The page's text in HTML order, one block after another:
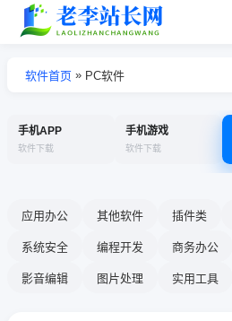
软件首页 » PC软件
手机APP
软件下载
手机游戏
软件下载
应用办公 其他软件 插件类
系统安全 编程开发 商务办公
影音编辑 图片处理 实用工具